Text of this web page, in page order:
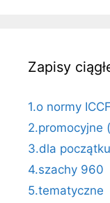
Zapisy
1.o normy
2.promocyjne
3.dla
4.szachy 960
5.tematyczne